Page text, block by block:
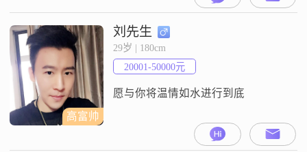
##3002##
高富帅
刘先生
29岁 | 180cm
20001-50000元
愿与你将温情如水进行到底